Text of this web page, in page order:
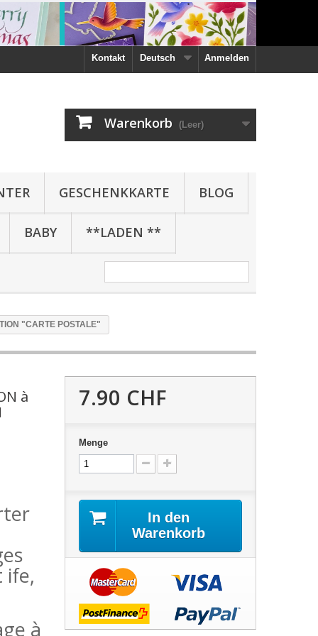
Anmelden
Deutsch
Kontakt
Warenkorb (Leer)
GESCHENKKARTE BLOG
BABY **LADEN **
"CARTE POSTALE"
à
ife,
à
7.90 CHF
Menge
In den
Warenkorb